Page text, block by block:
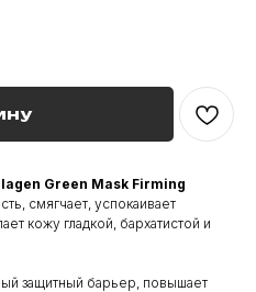
Green Mask Firming
смягчает, успокаивает
кожу гладкой, бархатистой и
защитный барьер, повышает